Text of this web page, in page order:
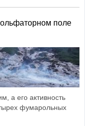
поле
а его активность
фумарольных